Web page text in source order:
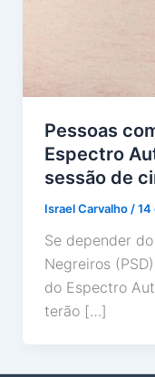
Pessoas
Espectro
sessão de
Israel Carvalho /14
Se depender
Negreiros
do Espectro
terão […]